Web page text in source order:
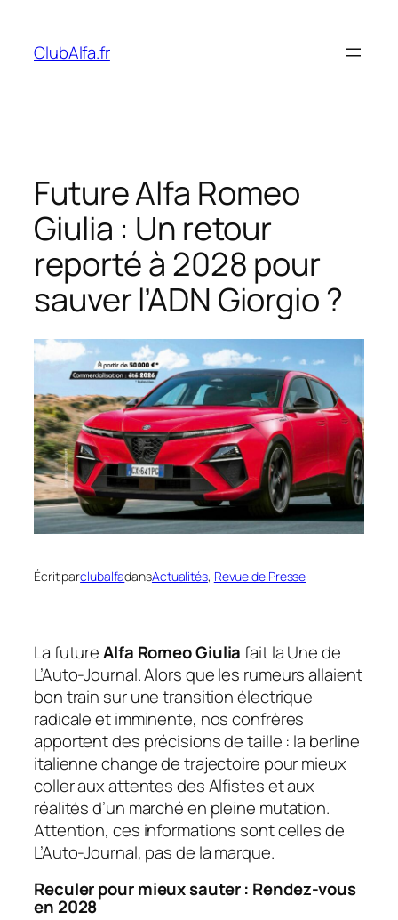
contenu
ClubAlfa.fr
Future Alfa Romeo
Giulia : Un retour
reporté à 2028 pour
sauver l’ADN Giorgio ?
Écrit parclubalfadansActualités, Revue de Presse
La futureAlfa Romeo Giuliafait la Une de
L’Auto-Journal. Alors que les rumeurs allaient
bon train sur une transition électrique
radicale et imminente, nos confrères
apportent des précisions de taille : la berline
italienne change de trajectoire pour mieux
coller aux attentes des Alfistes et aux
réalités d’un marché en pleine mutation.
Attention, ces informations sont celles de
L’Auto-Journal, pas de la marque.
Reculer pour mieux sauter : Rendez-vous
en 2028